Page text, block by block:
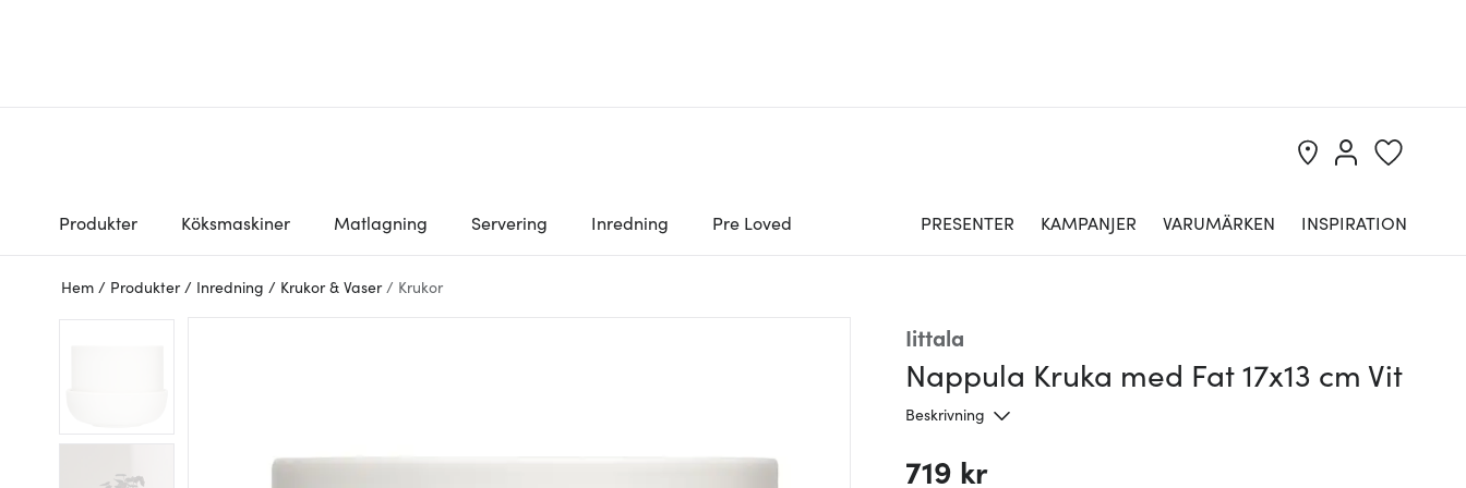
Produkter Köksmaskiner Matlagning Servering Inredning Pre Loved PRESENTER KAMPANJER VARUMÄRKEN INSPIRATION
Hem / Produkter / Inredning / Krukor & Vaser / Krukor
Iittala
Nappula Kruka med Fat 17x13 cm Vit
Beskrivning
719 kr